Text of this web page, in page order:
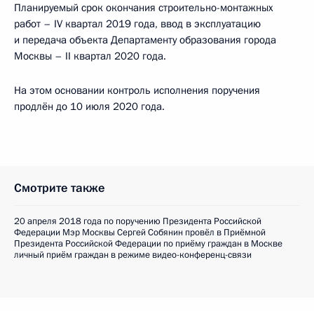
Планируемый срок окончания строительно-монтажных
работ – IV квартал 2019 года, ввод в эксплуатацию
и передача объекта Департаменту образования города
Москвы – II квартал 2020 года.
На этом основании контроль исполнения поручения
продлён до 10 июля 2020 года.
Смотрите также
20 апреля 2018 года по поручению Президента Российской
Федерации Мэр Москвы Сергей Собянин провёл в Приёмной
Президента Российской Федерации по приёму граждан в Москве
личный приём граждан в режиме видео-конференц-связи